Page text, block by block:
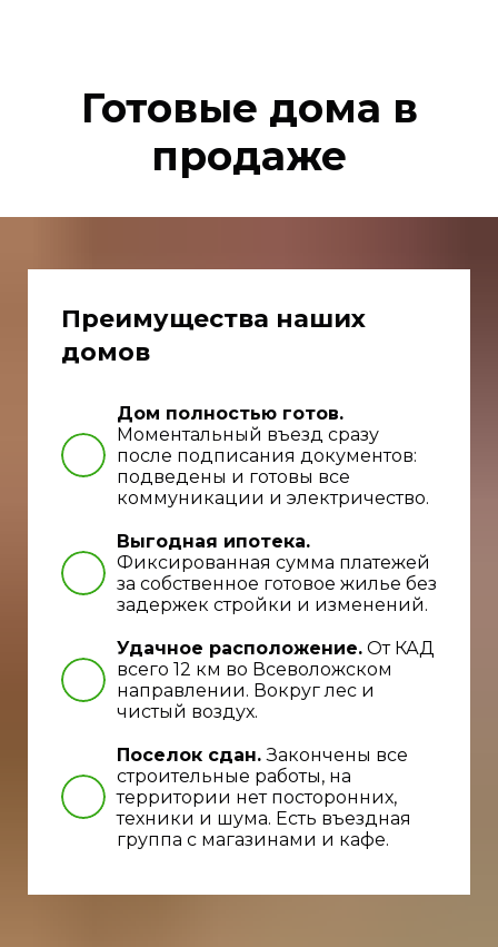
Готовые дома в
продаже
Преимущества наших
домов
Дом полностью готов.
Моментальный въезд сразу
после подписания документов:
подведены и готовы все
коммуникации и электричество.
Выгодная ипотека.
Фиксированная сумма платежей
за собственное готовое жилье без
задержек стройки и изменений.
Удачное расположение. От КАД
всего 12 км во Всеволожском
направлении. Вокруг лес и
чистый воздух.
Поселок сдан.Закончены все
строительные работы, на
территории нет посторонних,
техники и шума. Есть въездная
группа с магазинами и кафе.